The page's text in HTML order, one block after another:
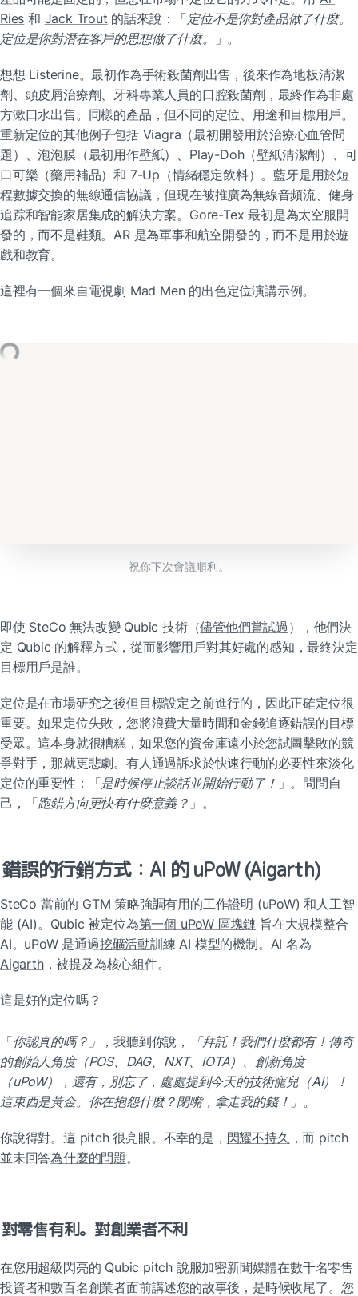
Ries 和 Jack Trout 的話來說：「定位不是你對產品做了什麼。
定位是你對潛在客戶的思想做了什麼。
」。
想想 Listerine。最初作為手術殺菌劑出售，後來作為地板清潔
劑、頭皮屑治療劑、牙科專業人員的口腔殺菌劑，最終作為非處
方漱口水出售。同樣的產品，但不同的定位、用途和目標用戶。
重新定位的其他例子包括 Viagra（最初開發用於治療心血管問
題）、泡泡膜（最初用作壁紙）、Play-Doh（壁紙清潔劑）、可
口可樂（藥用補品）和 7-Up（情緒穩定飲料）。藍牙是用於短
程數據交換的無線通信協議，但現在被推廣為無線音頻流、健身
追踪和智能家居集成的解決方案。Gore-Tex 最初是為太空服開
發的，而不是鞋類。AR 是為軍事和航空開發的，而不是用於遊
戲和教育。
這裡有一個來自電視劇 Mad Men 的出色定位演講示例。
祝你下次會議順利。
即使 SteCo 無法改變 Qubic 技術（儘管他們嘗試過 ），他們決
定 Qubic 的解釋方式，從而影響用戶對其好處的感知，最終決定
目標用戶是誰。
定位是在市場研究之後但目標設定之前進行的，因此正確定位很
重要。如果定位失敗，您將浪費大量時間和金錢追逐錯誤的目標
受眾。這本身就很糟糕，如果您的資金庫遠小於您試圖擊敗的競
爭對手，那就更悲劇。有人通過訴求於快速行動的必要性來淡化
定位的重要性：「是時候停止談話並開始行動了！ 」。問問自
己，「跑錯方向更快有什麼意義？ 」。
錯誤的行銷方式：AI 的 uPoW (Aigarth)
SteCo 當前的 GTM 策略強調有用的工作證明 (uPoW) 和人工智
能 (AI)。Qubic 被定位為第一個 uPoW 區塊鏈 旨在大規模整合
AI。uPoW 是通過挖礦活動
Aigarth，被提及為核心組件。
這是好的定位嗎？
「你認真的嗎？」 ，我聽到你說，
「拜託！我們什麼都有！傳奇
的創始人角度（POS、DAG、NXT、IOTA）、創新角度
（uPoW），還有，別忘了，處處提到今天的技術寵兒（AI）！
這東西是黃金。你在抱怨什麼？閉嘴，拿走我的錢！」 。
你說得對。這 pitch 很亮眼。不幸的是， 閃耀不持久 ，而 pitch
並未回答為什麼的問題 。
對零售有利。對創業者不利
在您用超級閃亮的 Qubic pitch 說服加密新聞媒體在數千名零售
投資者和數百名創業者面前講述您的故事後，是時候收尾了。您